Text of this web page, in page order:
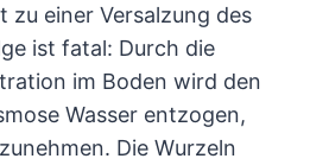
zu einer Versalzung des
ist fatal: Durch die
im Boden wird den
Wasser entzogen,
Die Wurzeln